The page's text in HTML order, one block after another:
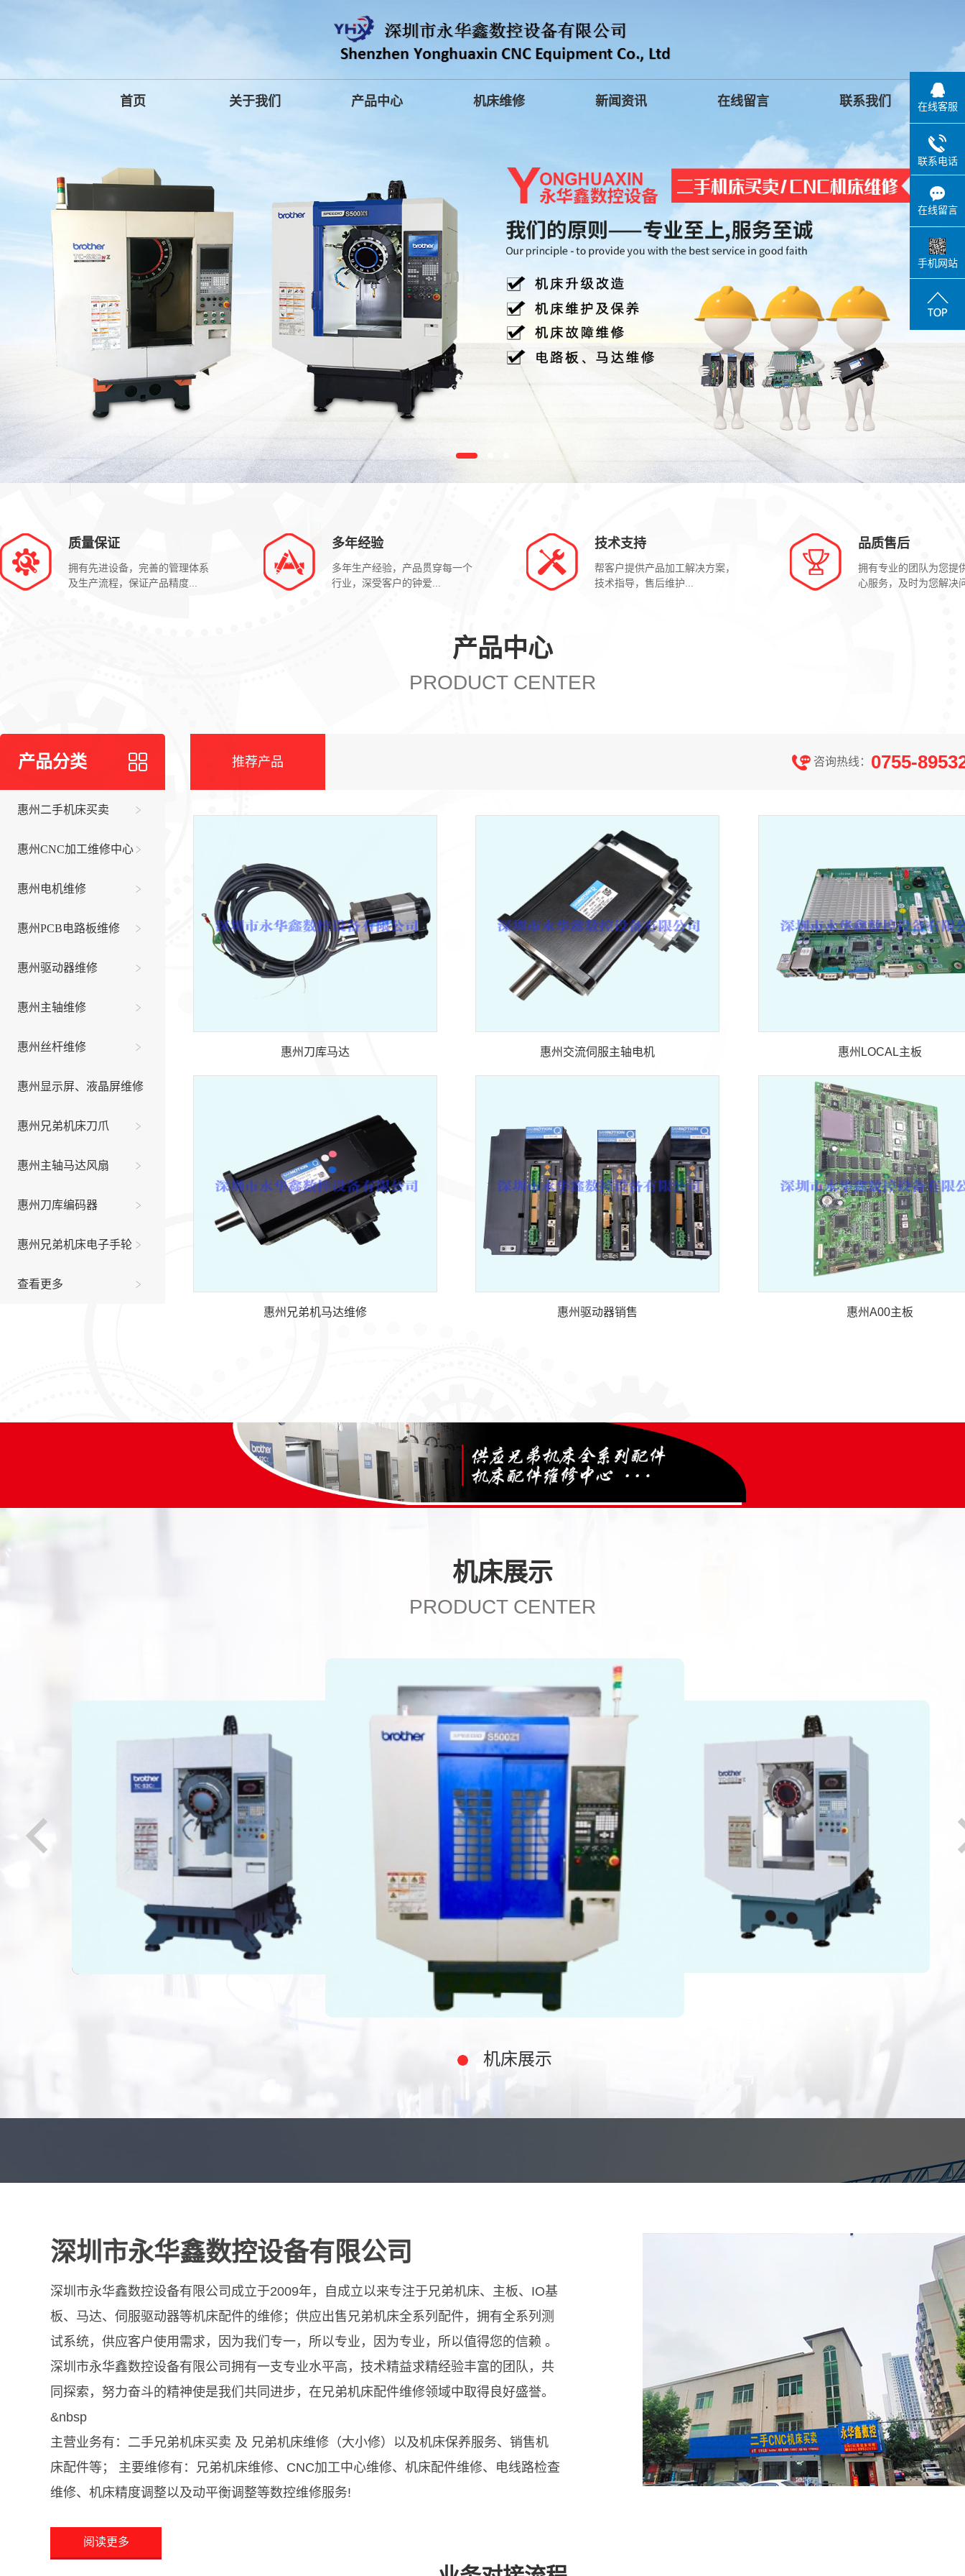
首页 关于我们 产品中心 机床维修 新闻资讯 在线留言 联系我们
质量保证
拥有先进设备，完善的管理体系
及生产流程，保证产品精度...
多年经验
多年生产经验，产品贯穿每一个
行业，深受客户的钟爱...
技术支持
帮客户提供产品加工解决方案，
技术指导，售后维护...
品质售后
拥有专业的团队为您提
心服务，及时为您解决
产品中心
PRODUCT CENTER
产品分类
惠州二手机床买卖
惠州CNC加工维修中心
惠州电机维修
惠州PCB电路板维修
惠州驱动器维修
惠州主轴维修
惠州丝杆维修
惠州显示屏、液晶屏维修
惠州兄弟机床刀爪
惠州主轴马达风扇
惠州刀库编码器
惠州兄弟机床电子手轮
查看更多
推荐产品 咨询热线： 0755-
惠州刀库马达 惠州交流伺服主轴电机 惠州LOCAL主板
惠州兄弟机马达维修 惠州驱动器销售 惠州A00主板
机床展示
PRODUCT CENTER
机床展示
深圳市永华鑫数控设备有限公司
深圳市永华鑫数控设备有限公司成立于2009年，自成立以来专注于兄弟机床、主板、IO基
板、马达、伺服驱动器等机床配件的维修；供应出售兄弟机床全系列配件，拥有全系列测
试系统，供应客户使用需求，因为我们专一，所以专业，因为专业，所以值得您的信赖 。
深圳市永华鑫数控设备有限公司拥有一支专业水平高，技术精益求精经验丰富的团队，共
同探索，努力奋斗的精神使是我们共同进步，在兄弟机床配件维修领域中取得良好盛誉。
&nbsp
主营业务有：二手兄弟机床买卖 及 兄弟机床维修（大小修）以及机床保养服务、销售机
床配件等； 主要维修有：兄弟机床维修、CNC加工中心维修、机床配件维修、电线路检查
维修、机床精度调整以及动平衡调整等数控维修服务!
阅读更多
在线客服
联系电话
在线留言
手机网站